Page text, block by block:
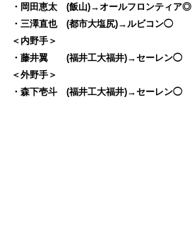
・岡田恵太 (飯山)→オールフロンティア◎
・三澤直也 (都市大塩尻)→ルビコン◯
＜内野手＞
・藤井翼 (福井工大福井)→セーレン◯
＜外野手＞
・森下壱斗 (福井工大福井)→セーレン◯